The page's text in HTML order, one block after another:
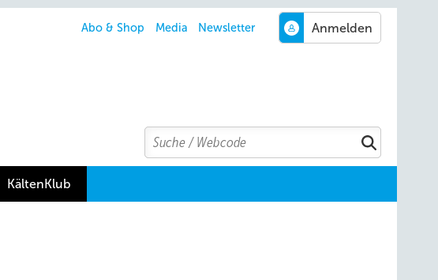
Abo & Shop Media Newsletter
Search
Suchen
KältenKlub